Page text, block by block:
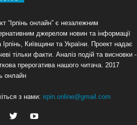
“Ірпінь онлайн” є незалежним
джерелом новин та інформації
Ірпінь, Київщини та України. Проект надає
тільки факти. Аналіз подій та висновки -
прерогатива нашого читача. 2017
онлайн
з нами: irpin.online@gmail.com